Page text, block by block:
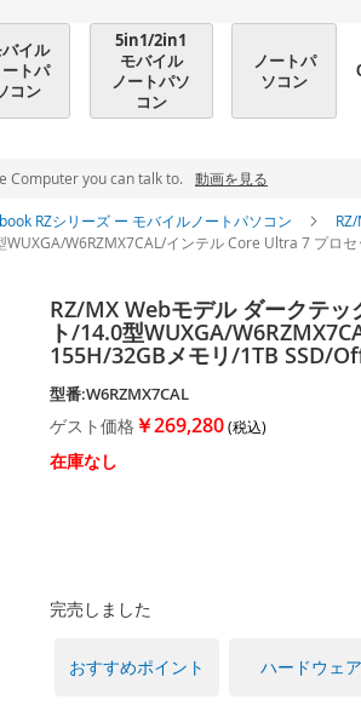
イル
ートパ
コン
5in1/2in1
モバイル
ノートパソ
コン
ノートパ
ソコン
Computer you can talk to. 動画を見る
RZシリーズ ー モバイルノートパソコン
W6RZMX7CAL/インテル Core Ultra 7 プロ
RZ/MX Webモデル ダークテ
ト/14.0型WUXGA/
155H/32GBメモリ/1TB SSD/
型番:W6RZMX7CAL
ゲスト価格 ￥269,280
在庫なし
完売しました
おすすめポイント ハードウェア